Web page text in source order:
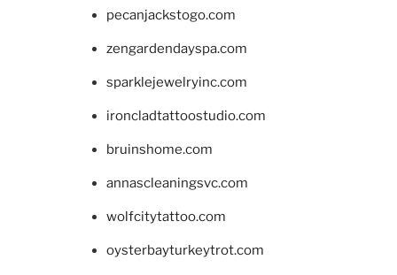
pecanjackstogo.com
zengardendayspa.com
sparklejewelryinc.com
ironcladtattoostudio.com
bruinshome.com
annascleaningsvc.com
wolfcitytattoo.com
oysterbayturkeytrot.com